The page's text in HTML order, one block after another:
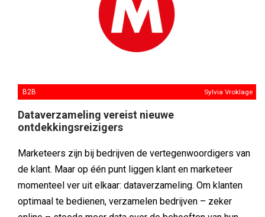
B2B Sylvia Vroklage
Dataverzameling vereist nieuwe
ontdekkingsreizigers
Marketeers zijn bij bedrijven de vertegenwoordigers van
de klant. Maar op één punt liggen klant en marketeer
momenteel ver uit elkaar: dataverzameling. Om klanten
optimaal te bedienen, verzamelen bedrijven – zeker